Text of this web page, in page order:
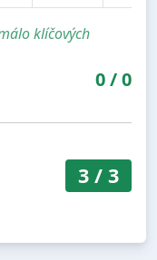
klíčových
0/0
3/ 3